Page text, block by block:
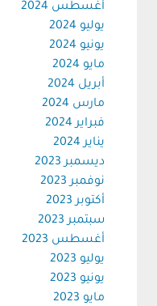
أغسطس 2024
يوليو 2024
يونيو 2024
مايو 2024
أبريل 2024
مارس 2024
فبراير 2024
يناير 2024
ديسمبر 2023
نوفمبر 2023
أكتوبر 2023
سبتمبر 2023
أغسطس 2023
يوليو 2023
يونيو 2023
مايو 2023